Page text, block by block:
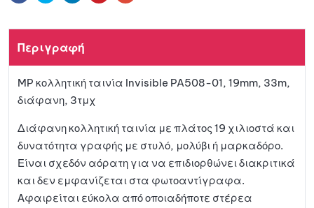
αγαπη
μένων
Περιγραφή
MP κολλητική ταινία Invisible PA508-01, 19mm, 33m,
διάφανη, 3τμχ
Διάφανη κολλητική ταινία με πλάτος 19 χιλιοστά και
δυνατότητα γραφής με στυλό, μολύβι ή μαρκαδόρο.
Είναι σχεδόν αόρατη για να επιδιορθώνει διακριτικά
και δεν εμφανίζεται στα φωτοαντίγραφα.
Αφαιρείται εύκολα από οποιαδήποτε στέρεα